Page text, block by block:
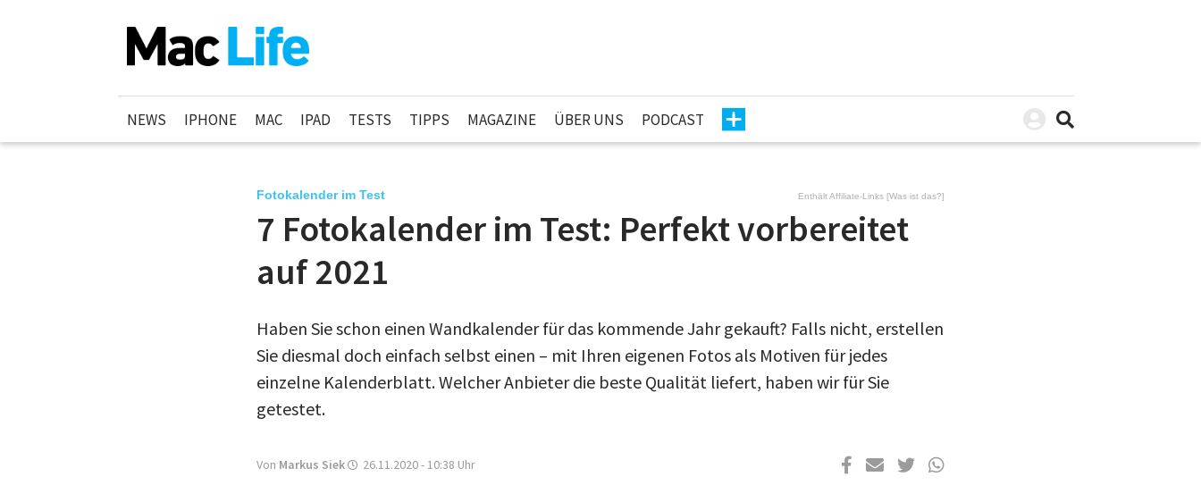
NEWS IPHONE MAC IPAD TESTS TIPPS MAGAZINE ÜBER UNS PODCAST
Enthält Affiliate-Links [Was ist das?]
Fotokalender im Test
7 Fotokalender im Test: Perfekt vorbereitet
auf 2021
Haben Sie schon einen Wandkalender für das kommende Jahr gekauft? Falls nicht, erstellen
Sie diesmal doch einfach selbst einen – mit Ihren eigenen Fotos als Motiven für jedes
einzelne Kalenderblatt. Welcher Anbieter die beste Qualität liefert, haben wir für Sie
getestet.
Von Markus Siek 26.11.2020 - 10:38 Uhr